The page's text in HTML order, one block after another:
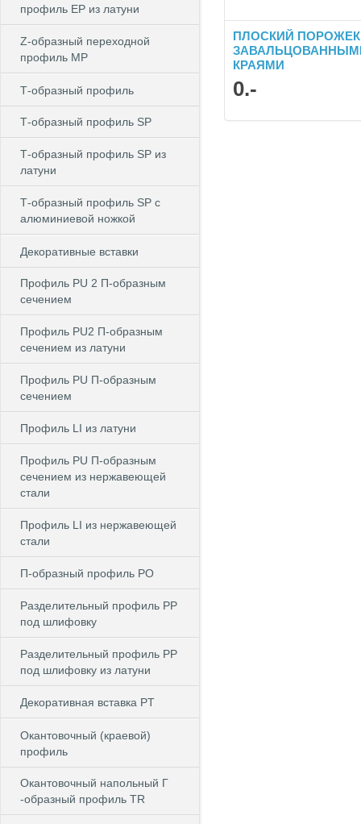
профиль EP из латуни
Z-образный переходной
профиль MP
Т-образный профиль
Т-образный профиль SP
Т-образный профиль SP из
латуни
Т-образный профиль SP c
алюминиевой ножкой
Декоративные вставки
Профиль PU 2 П-образным
сечением
Профиль PU2 П-образным
сечением из латуни
Профиль PU П-образным
сечением
Профиль LI из латуни
Профиль PU П-образным
сечением из нержавеющей
стали
Профиль LI из нержавеющей
стали
П-образный профиль PO
Разделительный профиль PP
под шлифовку
Разделительный профиль PP
под шлифовку из латуни
Декоративная вставка PT
Окантовочный (краевой)
профиль
Окантовочный напольный Г
-образный профиль TR
ПЛОСКИЙ ПОРОЖЕК
КРАЯМИ
0.-